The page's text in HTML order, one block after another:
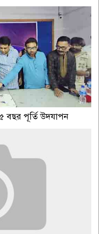
বছর পূর্তি উদযাপন